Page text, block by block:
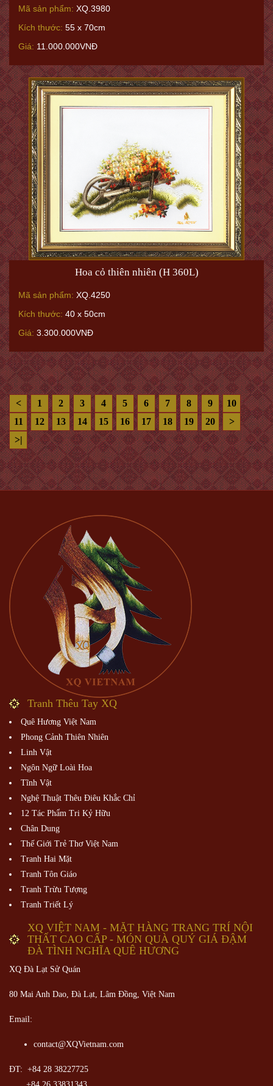
Mã sản phẩm: XQ.3980
Kích thước: 55 x 70cm
Giá: 11.000.000VNĐ
Hoa cỏ thiên nhiên (H 360L)
Mã sản phẩm: XQ.4250
Kích thước: 40 x 50cm
Giá: 3.300.000VNĐ
< 1 2 3 4 5 6 7 8 9
10
11
12 13 14 15 16 17 18 19 20
>
>|
Tranh Thêu Tay XQ
Quê Hương Việt Nam
Phong Cảnh Thiên Nhiên
Linh Vật
Ngôn Ngữ Loài Hoa
Tĩnh Vật
Nghệ Thuật Thêu Điêu Khắc Chỉ
12 Tác Phẩm Tri Kỷ Hữu
Chân Dung
Thế Giới Trẻ Thơ Việt Nam
Tranh Hai Mặt
Tranh Tôn Giáo
Tranh Trừu Tượng
Tranh Triết Lý
XQ VIỆT NAM - MẶT HÀNG TRANG TRÍ NỘI
THẤT CAO CẤP - MÓN QUÀ QUÝ GIÁ ĐẬM
ĐÀ TÌNH NGHĨA QUÊ HƯƠNG
XQ Đà Lạt Sử Quán
80 Mai Anh Dao, Đà Lạt, Lâm Đồng, Việt Nam
Email:
contact@XQVietnam.com
ĐT: +84 28 38227725